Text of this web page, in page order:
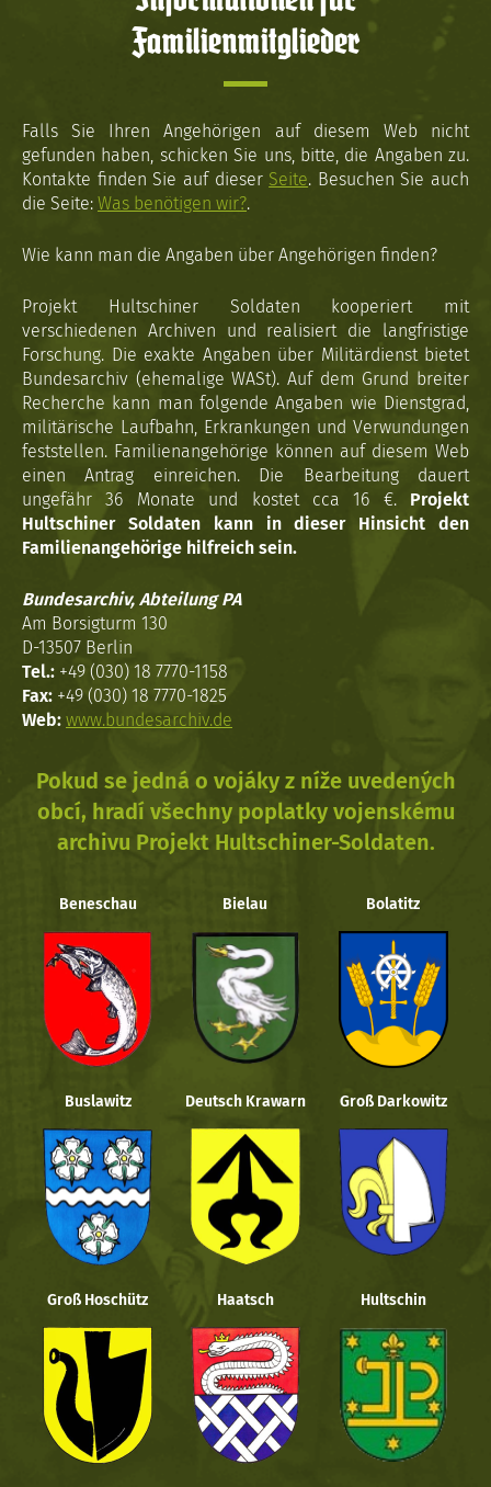
Familienmitglieder
Falls Sie Ihren Angehörigen auf diesem Web nicht
gefunden haben, schicken Sie uns, bitte, die Angaben zu.
Kontakte finden Sie auf dieser Seite. Besuchen Sie auch
die Seite: Was benötigen wir?.
Wie kann man die Angaben über Angehörigen finden?
Projekt Hultschiner Soldaten kooperiert mit
verschiedenen Archiven und realisiert die langfristige
Forschung. Die exakte Angaben über Militärdienst bietet
Bundesarchiv (ehemalige WASt). Auf dem Grund breiter
Recherche kann man folgende Angaben wie Dienstgrad,
militärische Laufbahn, Erkrankungen und Verwundungen
feststellen. Familienangehörige können auf diesem Web
einen Antrag einreichen. Die Bearbeitung dauert
ungefähr 36 Monate und kostet cca 16 €. Projekt
Hultschiner Soldaten kann in dieser Hinsicht den
Familienangehörige hilfreich sein.
Bundesarchiv, Abteilung PA
Am Borsigturm 130
D-13507 Berlin
Tel.: +49 (030) 18 7770-1158
Fax: +49 (030) 18 7770-1825
Web: www.bundesarchiv.de
Pokud se jedná o vojáky z níže uvedených
obcí, hradí všechny poplatky vojenskému
archivu Projekt Hultschiner-Soldaten.
Beneschau Bielau Bolatitz
Buslawitz Deutsch Krawarn Groß Darkowitz
Groß Hoschütz Haatsch Hultschin